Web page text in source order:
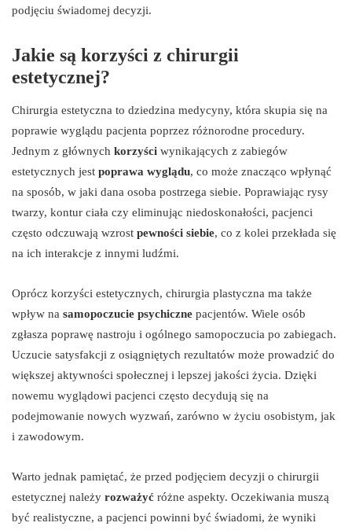
podjęciu świadomej decyzji.
Jakie są korzyści z chirurgii
estetycznej?
Chirurgia estetyczna to dziedzina medycyny, która skupia się na
poprawie wyglądu pacjenta poprzez różnorodne procedury.
Jednym z głównych korzyści wynikających z zabiegów
estetycznych jest poprawa wyglądu, co może znacząco wpłynąć
na sposób, w jaki dana osoba postrzega siebie. Poprawiając rysy
twarzy, kontur ciała czy eliminując niedoskonałości, pacjenci
często odczuwają wzrost pewności siebie, co z kolei przekłada się
na ich interakcje z innymi ludźmi.
Oprócz korzyści estetycznych, chirurgia plastyczna ma także
wpływ na samopoczucie psychiczne pacjentów. Wiele osób
zgłasza poprawę nastroju i ogólnego samopoczucia po zabiegach.
Uczucie satysfakcji z osiągniętych rezultatów może prowadzić do
większej aktywności społecznej i lepszej jakości życia. Dzięki
nowemu wyglądowi pacjenci często decydują się na
podejmowanie nowych wyzwań, zarówno w życiu osobistym, jak
i zawodowym.
Warto jednak pamiętać, że przed podjęciem decyzji o chirurgii
estetycznej należy rozważyć różne aspekty. Oczekiwania muszą
być realistyczne, a pacjenci powinni być świadomi, że wyniki